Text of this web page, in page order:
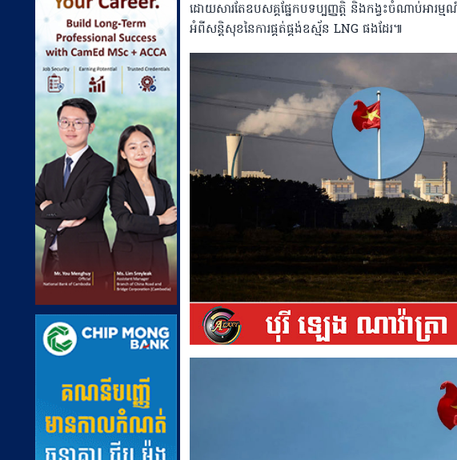
ដោយសារតែឧបសគ្គផ្នែកបទប្បញ្ញត្តិ និងកង្វះចំណាប់អារ
អំពីសន្តិសុខនៃការផ្គត់ផ្គង់ឧស្ម័ន LNG ផងដែរ៕